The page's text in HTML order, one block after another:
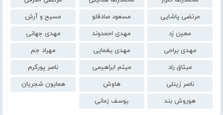
مرتضی پاشایی
مسعود صادقلو
مسیح و آرش
معین زد
مهدی احمدوند
مهدی جهانی
مهدی یراحی
مهدی یغمایی
مهراد جم
میثاق راد
میثم ابراهیمی
ناصر پورکرم
ناصر زینلی
هاوش
همایون شجریان
هوروش بند
یوسف زمانی